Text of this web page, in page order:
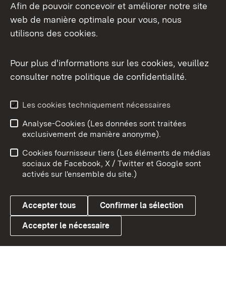
Aperçu des thèmes
Link zum Landesportal
Conseils d'utilisation
Confidentialité
Cookies
Afin de pouvoir concevoir et améliorer notre site
web de manière optimale pour vous, nous
utilisons des cookies.
Pour plus d'informations sur les cookies, veuillez
consulter notre politique de confidentialité.
Les cookies techniquement nécessaires
Analyse-Cookies (Les données sont traitées
exclusivement de manière anonyme).
Cookies fournisseur tiers (Les éléments de médias
sociaux de Facebook, X / Twitter et Google sont
activés sur l'ensemble du site.)
Accepter tous Confirmer la sélection
Accepter le nécessaire